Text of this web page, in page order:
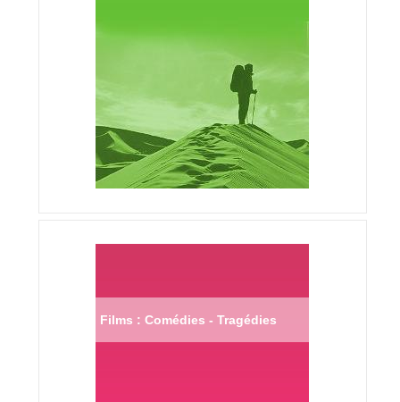
Films : Comédies - Tragédies